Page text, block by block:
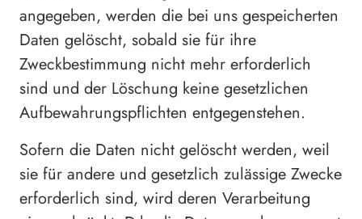
angegeben, werden die bei uns gespeicherten
Daten gelöscht, sobald sie für ihre
Zweckbestimmung nicht mehr erforderlich
sind und der Löschung keine gesetzlichen
Aufbewahrungspflichten entgegenstehen.
Sofern die Daten nicht gelöscht werden, weil
sie für andere und gesetzlich zulässige Zwecke
erforderlich sind, wird deren Verarbeitung